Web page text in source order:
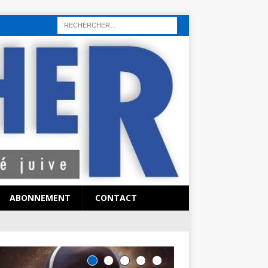
sex hattı telefonda seks numara
ABONNEMENT CONTACT